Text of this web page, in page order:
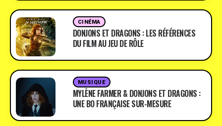
CINÉMA
DONJONS ET DRAGONS : LES RÉFÉRENCES
DU FILM AU JEU DE RÔLE
MUSIQUE
MYLÈNE FARMER & DONJONS ET DRAGONS :
UNE BO FRANÇAISE SUR-MESURE